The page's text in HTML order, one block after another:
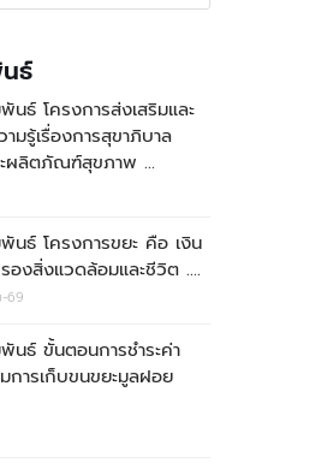
ธ์
นธ์ โครงการส่งเสริมและ
มรู้เรื่องการสุขาภิบาล
ะผลิตภัณฑ์สุขภาพ …
นธ์ โครงการขยะ คือ เงิน
องสิ่งแวดล้อมและชีวิต ….
69
นธ์ ขั้นตอนการชำระค่า
การเก็บขนขยะมูลฝอย